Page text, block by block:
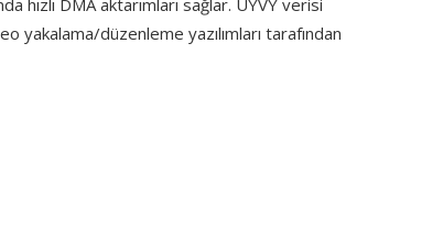
hızlı DMA aktarımları sağlar. UYVY verisi
yakalama/düzenleme yazılımları tarafından